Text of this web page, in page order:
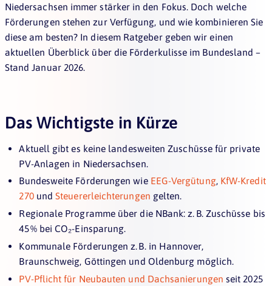
Niedersachsen immer stärker in den Fokus. Doch welche
Förderungen stehen zur Verfügung, und wie kombinieren Sie
diese am besten? In diesem Ratgeber geben wir einen
aktuellen Überblick über die Förderkulisse im Bundesland –
Stand Januar 2026.
Das Wichtigste in Kürze
Aktuell gibt es keine landesweiten Zuschüsse für private
PV-Anlagen in Niedersachsen.
Bundesweite Förderungen wie EEG-Vergütung, KfW-Kredit
270undSteuererleichterungen gelten.
Regionale Programme über die NBank: z. B. Zuschüsse bis
45 % bei CO₂-Einsparung.
Kommunale Förderungen z. B. in Hannover,
Braunschweig, Göttingen und Oldenburg möglich.
PV-Pflicht für Neubauten und Dachsanierungen seit 2025